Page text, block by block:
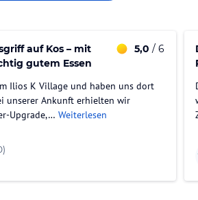
auf Kos – mit
gutem Essen
5,0 / 6
Ilios K Village und haben uns dort
unserer Ankunft erhielten wir
Upgrade,… Weiterlesen